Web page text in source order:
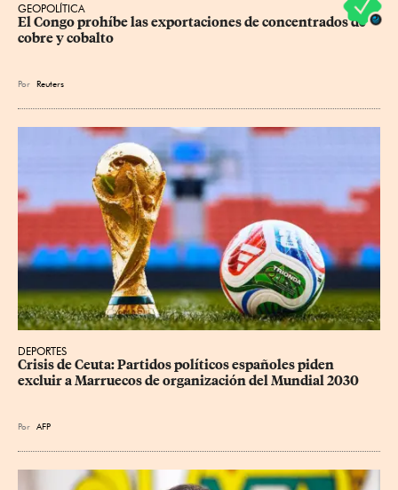
GEOPOLÍTICA
El Congo prohíbe las exportaciones de concentrados de
cobre y cobalto
Por Reuters
DEPORTES
Crisis de Ceuta: Partidos políticos españoles piden
excluir a Marruecos de organización del Mundial 2030
Por AFP